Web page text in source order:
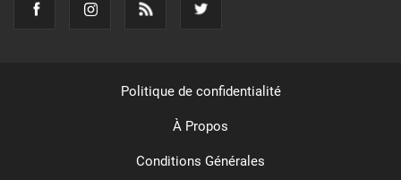
Politique de confidentialité
À Propos
Conditions Générales